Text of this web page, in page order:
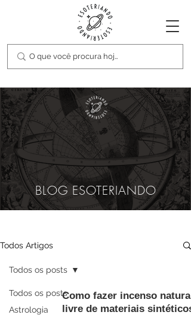
BLOG ESOTERIANDO
Todos Artigos
Todos os posts
Astrologia
Todos os posts
Como fazer incenso natural
livre de materiais sintéticos